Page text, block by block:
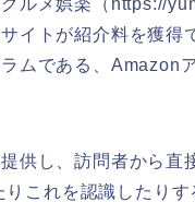
ルメ娯楽（https://
イトが紹介料を獲得
ムである、Amazon
供し、訪問者から直
これを認識したりす